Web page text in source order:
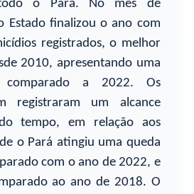
o Pará. No mês de
Estado finalizou o ano com
registrados, o melhor
2010, apresentando uma
a 2022. Os
registraram um alcance
tempo, em relação aos
o Pará atingiu uma queda
com o ano de 2022, e
ao ano de 2018. O